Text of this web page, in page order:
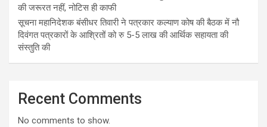
की जरूरत नहीं, नोटिस ही काफी
सूचना महानिदेशक बंसीधर तिवारी ने पत्रकार कल्याण कोष की बैठक में नौ
दिवंगत पत्रकारों के आश्रितों को रु 5-5 लाख की आर्थिक सहायता की
संस्तुति की
Recent Comments
No comments to show.